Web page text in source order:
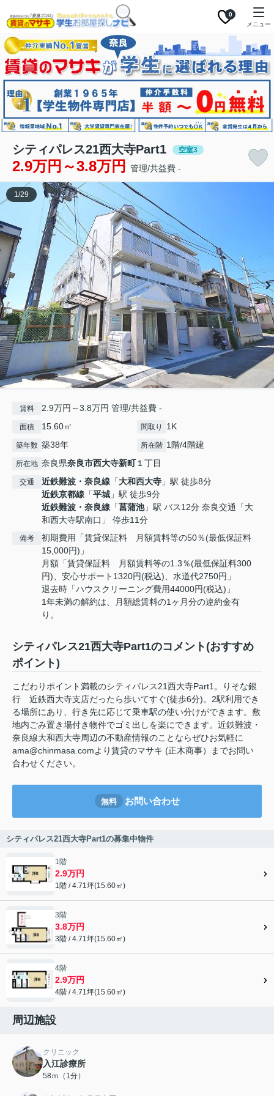
0
メニュー
シティパレス21西大寺Part1 空室3
2.9万円～3.8万円 管理/共益費 -
1/29
賃料 2.9万円～3.8万円 管理/共益費 -
面積 15.60㎡ 間取り 1K
築年数 築38年 所在階 1階/4階建
所在地 奈良県奈良市西大寺新町１丁目
交通 近鉄難波・奈良線 「大和西大寺 」駅 徒歩8分
近鉄京都線 「平城 」駅 徒歩9分
近鉄難波・奈良線 「菖蒲池」駅 バス12分 奈良交通「大
和西大寺駅南口」 停歩11分
備考
初期費用「賃貸保証料 月額賃料等の50％(最低保証料
15,000円)」
月額「賃貸保証料 月額賃料等の1.3％(最低保証料300
円)、安心サポート1320円(税込)、水道代2750円」
退去時「ハウスクリーニング費用44000円(税込)」
1年未満の解約は、月額総賃料の1ヶ月分の違約金有
り。
シティパレス21西大寺Part1のコメント(おすすめ
ポイント)
こだわりポイント満載のシティパレス21西大寺Part1。りそな銀
行 近鉄西大寺支店だったら歩いてすぐ(徒歩6分)。2駅利用でき
る場所にあり、行き先に応じて乗車駅の使い分けができます。敷
地内ごみ置き場付き物件でゴミ出しを楽にできます。近鉄難波・
奈良線大和西大寺周辺の不動産情報のことならぜひお気軽に
ama@chinmasa.comより賃貸のマサキ (正木商事）までお問い
合わせください。
無料 お問い合わせ
シティパレス21西大寺Part1の募集中物件
1階
2.9万円
1階 / 4.71坪(15.60㎡)
3階
3.8万円
3階 / 4.71坪(15.60㎡)
4階
2.9万円
4階 / 4.71坪(15.60㎡)
周辺施設
クリニック
入江診療所
58ｍ（1分）